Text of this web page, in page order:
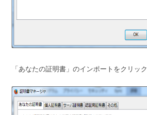
「あなたの証明書」のインポートをクリック